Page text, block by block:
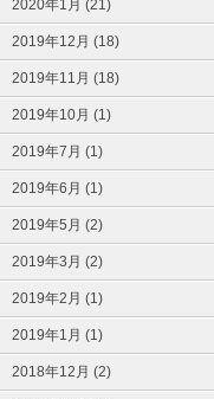
2020年1月 (21)
2019年12月 (18)
2019年11月 (18)
2019年10月 (1)
2019年7月 (1)
2019年6月 (1)
2019年5月 (2)
2019年3月 (2)
2019年2月 (1)
2019年1月 (1)
2018年12月 (2)